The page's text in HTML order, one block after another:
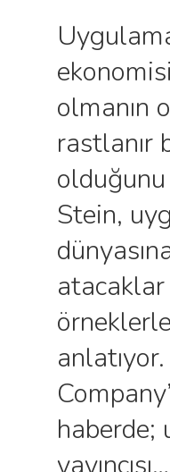
olmanın
rastlanır
Stein,
atacaklar
haberde;